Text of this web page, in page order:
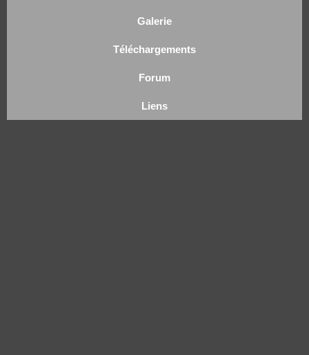
Galerie
Téléchargements
Forum
Liens